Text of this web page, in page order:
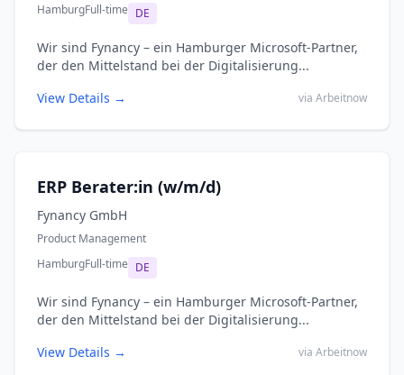
HamburgFull-time DE
Wir sind Fynancy – ein Hamburger Microsoft-Partner,
der den Mittelstand bei der Digitalisierung...
View Details →
via Arbeitnow
ERP Berater:in (w/m/d)
Fynancy GmbH
Product Management
HamburgFull-time DE
Wir sind Fynancy – ein Hamburger Microsoft-Partner,
der den Mittelstand bei der Digitalisierung...
View Details →
via Arbeitnow